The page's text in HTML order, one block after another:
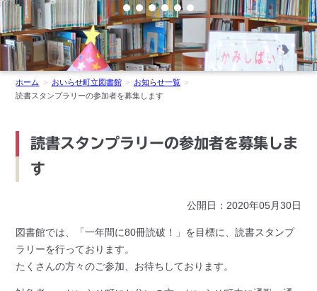
ホーム おいらせ町立図書館
お知らせ一覧
読書スタンプラリーの参加者を募集します
読書スタンプラリーの参加者を募集しま
す
公開日：2020年05月30日
図書館では、「一年間に80冊読破！」を目標に、読書スタンプ
ラリーを行っております。
たくさんの方々のご参加、お待ちしております。